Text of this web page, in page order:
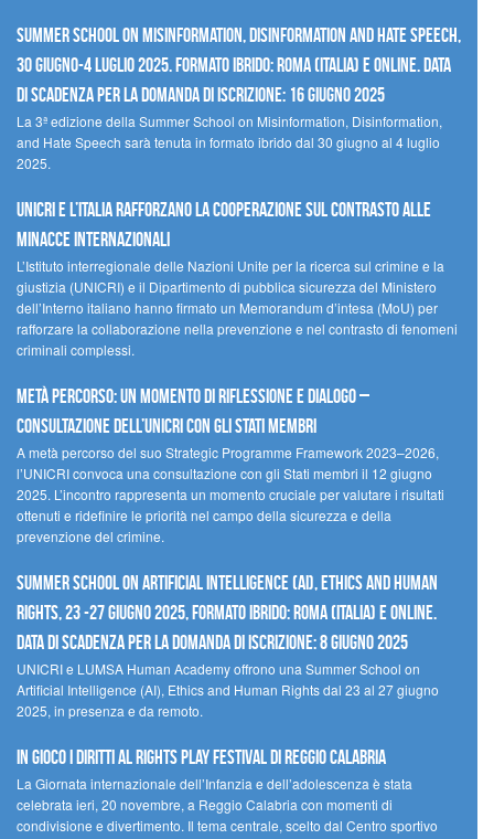
Summer School on Misinformation, Disinformation and Hate Speech,
30 giugno-4 luglio 2025. Formato ibrido: Roma (Italia) e online. Data
di scadenza per la domanda di iscrizione: 16 giugno 2025
La 3ª edizione della Summer School on Misinformation, Disinformation,
and Hate Speech sarà tenuta in formato ibrido dal 30 giugno al 4 luglio
2025.
UNICRI e l’Italia rafforzano la cooperazione sul contrasto alle
minacce internazionali
L’Istituto interregionale delle Nazioni Unite per la ricerca sul crimine e la
giustizia (UNICRI) e il Dipartimento di pubblica sicurezza del Ministero
dell’Interno italiano hanno firmato un Memorandum d’intesa (MoU) per
rafforzare la collaborazione nella prevenzione e nel contrasto di fenomeni
criminali complessi.
Metà percorso: un momento di riflessione e dialogo –
Consultazione dell’UNICRI con gli Stati membri
A metà percorso del suo Strategic Programme Framework 2023–2026,
l’UNICRI convoca una consultazione con gli Stati membri il 12 giugno
2025. L’incontro rappresenta un momento cruciale per valutare i risultati
ottenuti e ridefinire le priorità nel campo della sicurezza e della
prevenzione del crimine.
Summer School on Artificial Intelligence (AI), Ethics and Human
Rights, 23 -27 giugno 2025, Formato Ibrido: Roma (Italia) e online.
Data di scadenza per la domanda di iscrizione: 8 giugno 2025
UNICRI e LUMSA Human Academy offrono una Summer School on
Artificial Intelligence (AI), Ethics and Human Rights dal 23 al 27 giugno
2025, in presenza e da remoto.
In gioco i diritti al Rights Play Festival di Reggio Calabria
La Giornata internazionale dell’Infanzia e dell’adolescenza è stata
celebrata ieri, 20 novembre, a Reggio Calabria con momenti di
condivisione e divertimento. Il tema centrale, scelto dal Centro sportivo